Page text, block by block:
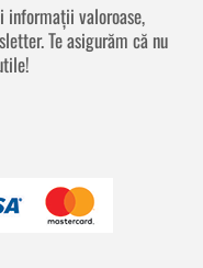
informații valoroase,
Te asigurăm că nu